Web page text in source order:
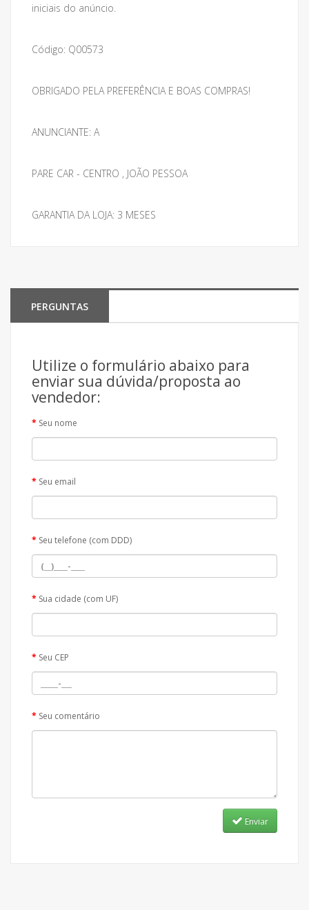
iniciais do anúncio.
Código: Q00573
OBRIGADO PELA PREFERÊNCIA E BOAS COMPRAS!
ANUNCIANTE: A
PARE CAR - CENTRO , JOÃO PESSOA
GARANTIA DA LOJA: 3 MESES
PERGUNTAS
Utilize o formulário abaixo para
enviar sua dúvida/proposta ao
vendedor:
Seu nome
Seu email
Seu telefone (com DDD)
Sua cidade (com UF)
Seu CEP
Seu comentário
Enviar